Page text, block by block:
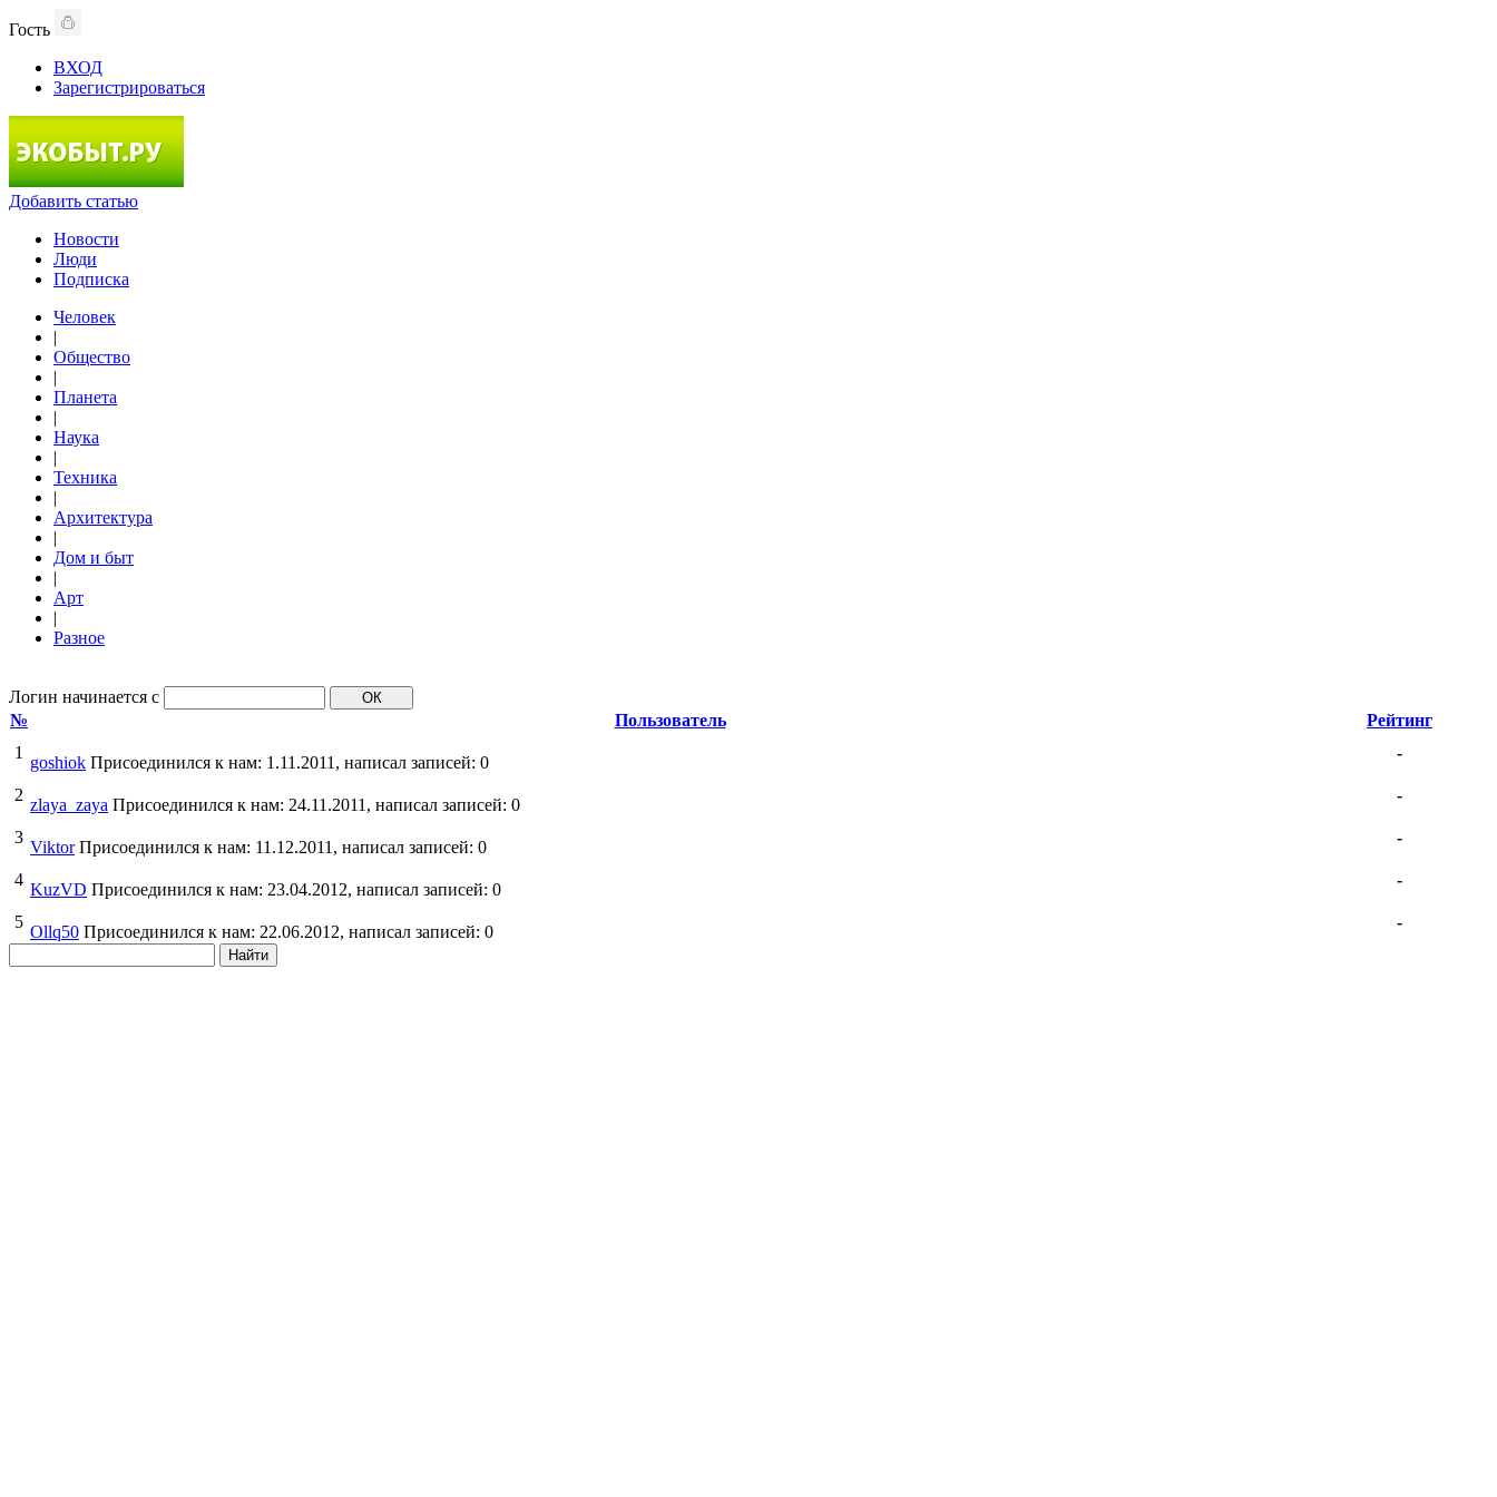
Гость
ВХОД
Зарегистрироваться
Добавить статью
Новости
Люди
Подписка
Человек
|
Общество
|
Планета
|
Наука
|
Техника
|
Архитектура
|
Дом и быт
|
Арт
|
Разное
Логин начинается с
№
Пользователь
Рейтинг
1
goshiok Присоединился к нам: 1.11.2011, написал записей: 0
-
2
zlaya_zaya Присоединился к нам: 24.11.2011, написал записей: 0
-
3
Viktor Присоединился к нам: 11.12.2011, написал записей: 0
-
4
KuzVD Присоединился к нам: 23.04.2012, написал записей: 0
-
5
Ollq50 Присоединился к нам: 22.06.2012, написал записей: 0
-